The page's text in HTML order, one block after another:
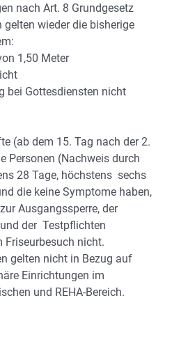
nach Art. 8 Grundgesetz
gelten wieder die bisherige
1,50 Meter
Gottesdiensten nicht
(ab dem 15. Tag nach der 2.
Personen (Nachweis durch
28 Tage, höchstens sechs
die keine Symptome haben,
Ausgangssperre, der
der Testpflichten
Friseurbesuch nicht.
gelten nicht in Bezug auf
Einrichtungen im
und REHA-Bereich.